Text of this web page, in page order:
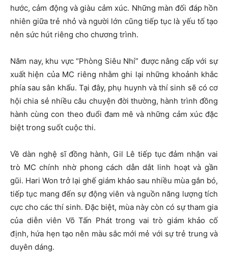
hước, cảm động và giàu cảm xúc. Những màn đối đáp hồn
nhiên giữa trẻ nhỏ và người lớn cũng tiếp tục là yếu tố tạo
nên sức hút riêng cho chương trình.
Năm nay, khu vực “Phòng Siêu Nhí” được nâng cấp với sự
xuất hiện của MC riêng nhằm ghi lại những khoảnh khắc
phía sau sân khấu. Tại đây, phụ huynh và thí sinh sẽ có cơ
hội chia sẻ nhiều câu chuyện đời thường, hành trình đồng
hành cùng con theo đuổi đam mê và những cảm xúc đặc
biệt trong suốt cuộc thi.
Về dàn nghệ sĩ đồng hành, Gil Lê tiếp tục đảm nhận vai
trò MC chính nhờ phong cách dẫn dắt linh hoạt và gần
gũi. Hari Won trở lại ghế giám khảo sau nhiều mùa gắn bó,
tiếp tục mang đến sự động viên và nguồn năng lượng tích
cực cho các thí sinh. Đặc biệt, mùa này còn có sự tham gia
của diễn viên Võ Tấn Phát trong vai trò giám khảo cố
định, hứa hẹn tạo nên màu sắc mới mẻ với sự trẻ trung và
duyên dáng.